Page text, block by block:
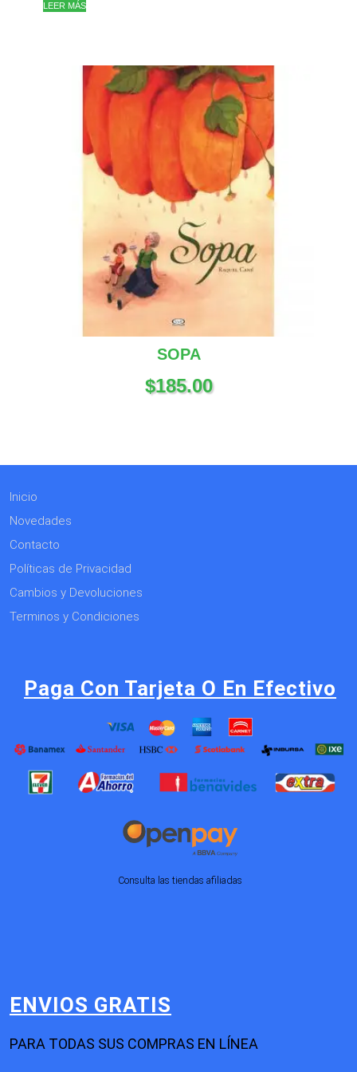
LEER MÁS
SOPA
$185.00
Inicio
Novedades
Contacto
Políticas de Privacidad
Cambios y Devoluciones
Terminos y Condiciones
Paga Con Tarjeta O En Efectivo
Consulta las tiendas afiliadas
ENVIOS GRATIS
PARA TODAS SUS COMPRAS EN LÍNEA